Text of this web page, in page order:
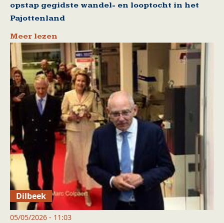
opstap gegidste wandel- en looptocht in het
Pajottenland
Meer lezen
Dilbeek
05/05/2026 - 11:03